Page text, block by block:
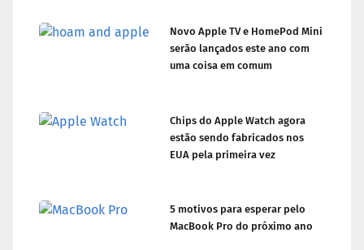
Novo Apple TV e HomePod Mini
serão lançados este ano com
uma coisa em comum
Chips do Apple Watch agora
estão sendo fabricados nos
EUA pela primeira vez
5 motivos para esperar pelo
MacBook Pro do próximo ano